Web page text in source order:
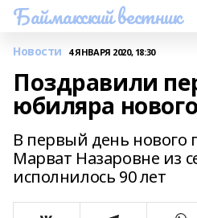
Баймакский вестник
Новости 4 ЯНВАРЯ 2020, 18:30
Поздравили
юбиляра
В первый день нового
Марват Назаровне из
исполнилось 90 лет